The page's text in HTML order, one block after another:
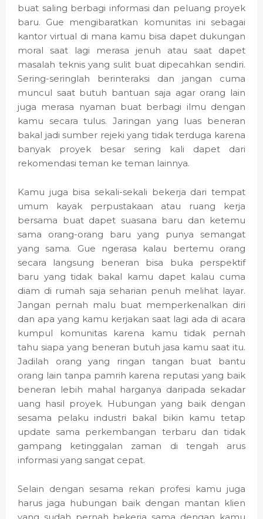
buat saling berbagi informasi dan peluang proyek
baru. Gue mengibaratkan komunitas ini sebagai
kantor virtual di mana kamu bisa dapet dukungan
moral saat lagi merasa jenuh atau saat dapet
masalah teknis yang sulit buat dipecahkan sendiri.
Sering-seringlah berinteraksi dan jangan cuma
muncul saat butuh bantuan saja agar orang lain
juga merasa nyaman buat berbagi ilmu dengan
kamu secara tulus. Jaringan yang luas beneran
bakal jadi sumber rejeki yang tidak terduga karena
banyak proyek besar sering kali dapet dari
rekomendasi teman ke teman lainnya.
Kamu juga bisa sekali-sekali bekerja dari tempat
umum kayak perpustakaan atau ruang kerja
bersama buat dapet suasana baru dan ketemu
sama orang-orang baru yang punya semangat
yang sama. Gue ngerasa kalau bertemu orang
secara langsung beneran bisa buka perspektif
baru yang tidak bakal kamu dapet kalau cuma
diam di rumah saja seharian penuh melihat layar.
Jangan pernah malu buat memperkenalkan diri
dan apa yang kamu kerjakan saat lagi ada di acara
kumpul komunitas karena kamu tidak pernah
tahu siapa yang beneran butuh jasa kamu saat itu.
Jadilah orang yang ringan tangan buat bantu
orang lain tanpa pamrih karena reputasi yang baik
beneran lebih mahal harganya daripada sekadar
uang hasil proyek. Hubungan yang baik dengan
sesama pelaku industri bakal bikin kamu tetap
update sama perkembangan terbaru dan tidak
gampang ketinggalan zaman di tengah arus
informasi yang sangat cepat.
Selain dengan sesama rekan profesi kamu juga
harus jaga hubungan baik dengan mantan klien